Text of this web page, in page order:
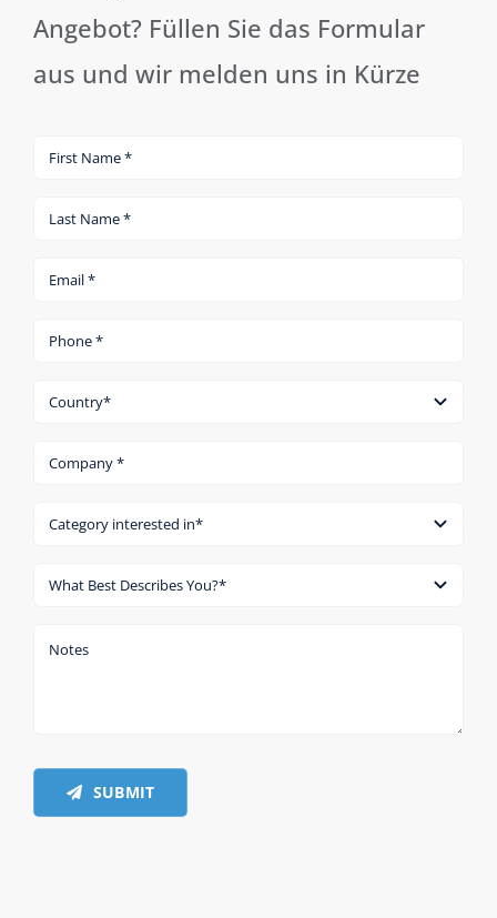
Angebot? Füllen Sie das Formular
aus und wir melden uns in Kürze
SUBMIT